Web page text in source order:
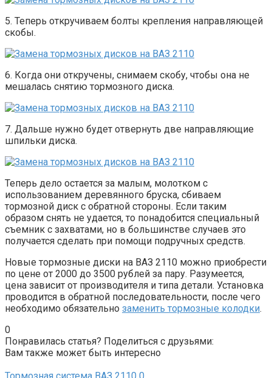
5. Теперь откручиваем болты крепления направляющей
скобы.
6. Когда они откручены, снимаем скобу, чтобы она не
мешалась снятию тормозного диска.
7. Дальше нужно будет отвернуть две направляющие
шпильки диска.
Теперь дело остается за малым, молотком с
использованием деревянного бруска, сбиваем
тормозной диск с обратной стороны. Если таким
образом снять не удается, то понадобится специальный
съемник с захватами, но в большинстве случаев это
получается сделать при помощи подручных средств.
Новые тормозные диски на ВАЗ 2110 можно приобрести
по цене от 2000 до 3500 рублей за пару. Разумеется,
цена зависит от производителя и типа детали. Установка
проводится в обратной последовательности, после чего
необходимо обязательно заменить тормозные колодки.
0
Понравилась статья? Поделиться с друзьями:
Вам также может быть интересно